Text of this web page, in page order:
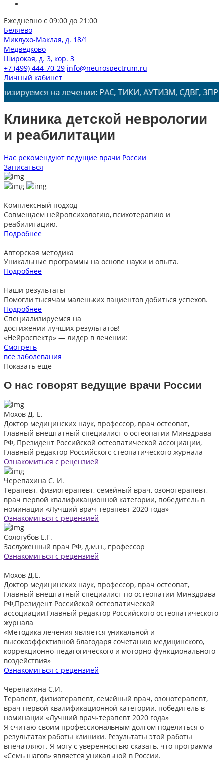
Ежедневно с 09:00 до 21:00
Беляево
Миклухо-Маклая, д. 18/1
Медведково
Широкая, д. 3, кор. 3
+7 (499) 444-70-29 info@neurospectrum.ru
Личный кабинет
РАС, ТИКИ, АУТИЗМ, СДВГ, ЗПРР, ЗРР,
Клиника детской неврологии
и реабилитации
Нас рекомендуют ведущие врачи России
Записаться
Комплексный подход
Совмещаем нейропсихологию, психотерапию и
реабилитацию.
Подробнее
Авторская методика
Уникальные программы на основе науки и опыта.
Подробнее
Наши результаты
Помогли тысячам маленьких пациентов добиться успехов.
Подробнее
Cпециализируемся на
достижении лучших результатов!
«Нейроспектр» — лидер в лечении:
Смотреть
все заболевания
Показать ещё
О нас говорят ведущие врачи России
Мохов Д. Е.
Доктор медицинских наук, профессор, врач остеопат,
Главный внештатный специалист о остеопатии Минздрава
РФ, Президент Российской остеопатической ассоциации,
Главный редактор Российского стеопатического журнала
Ознакомиться с рецензией
Черепахина С. И.
Терапевт, физиотерапевт, семейный врач, озонотерапевт,
врач первой квалификационной категории, победитель в
номинации «Лучший врач-терапевт 2020 года»
Ознакомиться с рецензией
Сологубов Е.Г.
Заслуженный врач РФ, д.м.н., профессор
Ознакомиться с рецензией
Мохов Д.Е.
Доктор медицинских наук, профессор, врач остеопат,
Главный внештатный специалист по остеопатии Минздрава
РФ,Президент Российской остеопатической
ассоциации,Главный редактор Российского остеопатического
журнала
«Методика лечения является уникальной и
высокоэффективной благодаря сочетанию медицинского,
коррекционно-педагогического и моторно-функционального
воздействия»
Ознакомиться с рецензией
Черепахина С.И.
Терапевт, физиотерапевт, семейный врач, озонотерапевт,
врач первой квалификационной категории, победитель в
номинации «Лучший врач-терапевт 2020 года»
Я считаю своим профессиональным долгом поделиться о
результатах работы клиники. Результаты этой работы
впечатляют. Я могу с уверенностью сказать, что программа
«Семь шагов» является уникальной в России.